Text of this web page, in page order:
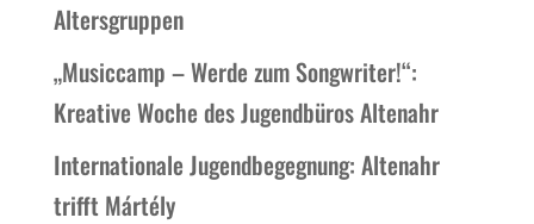
Altersgruppen
„Musiccamp – Werde zum Songwriter!“:
Kreative Woche des Jugendbüros Altenahr
Internationale Jugendbegegnung: Altenahr
trifft Mártély